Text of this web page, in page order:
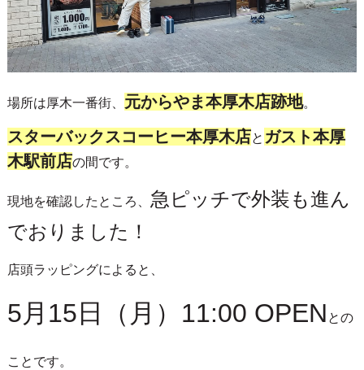
場所は厚木一番街、 元からやま本厚木店跡地。
スターバックスコーヒー本厚木店と ガスト本厚
木駅前店の間です。
現地を確認したところ、 急ピッチで外装も進ん
でおりました！
店頭ラッピングによると、
5月15日（月）11:00 OPEN との
ことです。